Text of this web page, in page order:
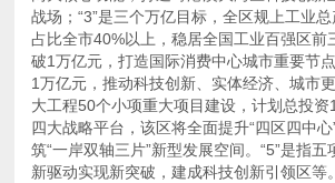
新驱动实现新突破，建成科技创新引领区等。